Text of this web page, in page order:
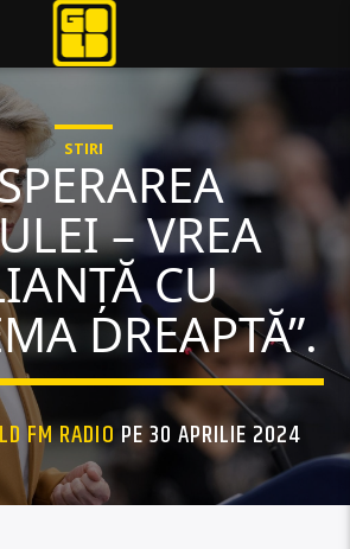
STIRI
– VREA
CU
DREAPTĂ”.
FM RADIO PE 30 APRILIE 2024